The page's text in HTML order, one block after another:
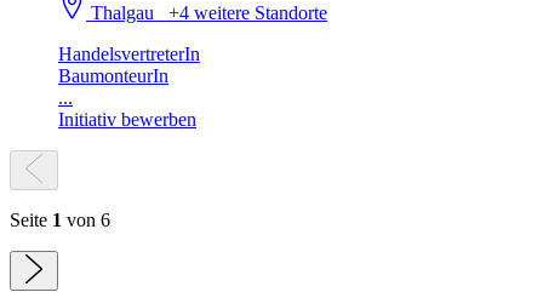
Thalgau+4 weitere Standorte
HandelsvertreterIn
BaumonteurIn
...
Initiativ bewerben
Seite 1 von 6